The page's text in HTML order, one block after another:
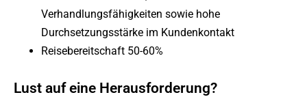
Verhandlungsfähigkeiten sowie hohe
Durchsetzungsstärke im Kundenkontakt
Reisebereitschaft 50-60%
Lust auf eine Herausforderung?